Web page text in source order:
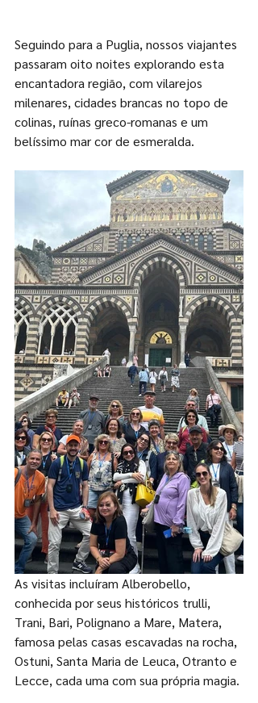
Seguindo para a Puglia, nossos viajantes
passaram oito noites explorando esta
encantadora região, com vilarejos
milenares, cidades brancas no topo de
colinas, ruínas greco-romanas e um
belíssimo mar cor de esmeralda.
As visitas incluíram Alberobello,
conhecida por seus históricos trulli,
Trani, Bari, Polignano a Mare, Matera,
famosa pelas casas escavadas na rocha,
Ostuni, Santa Maria de Leuca, Otranto e
Lecce, cada uma com sua própria magia.